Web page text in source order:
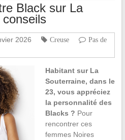
Black sur La
2026 Creuse
Pas de
Habitant sur La
Souterraine, dans le
23, vous appréciez
la personnalité des
Blacks ? Pour
rencontrer ces
femmes Noires